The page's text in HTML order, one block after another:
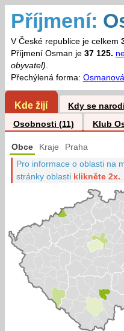
Příjmení:
V České republice je celkem
Příjmení Osman je 37 125.
obyvatel).
Přechýlená forma: Osmanová
Kde žijí Kdy se
Osobnosti (11)
Klub
Obce Kraje Praha
Pro informace o oblasti na
stránky oblasti klikněte 2x.